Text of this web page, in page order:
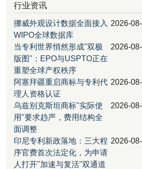
行业资讯
挪威外观设计数据全面接入
WIPO全球数据库
2026-
当专利世界悄然形成"双极
版图"：EPO与USPTO正在
重塑全球产权秩序
2026-
阿塞拜疆重启商标与专利代
理人资格认证
2026-
乌兹别克斯坦商标"实际使
用"要求趋严，费用结构全
面调整
2026-
印尼专利新政落地：三大程
序官费首次法定化，为申请
人打开"加速与复活"双通道
2026-